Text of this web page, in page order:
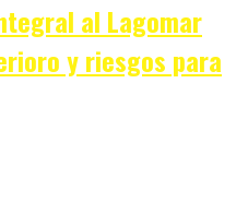
al Lagomar
y riesgos para